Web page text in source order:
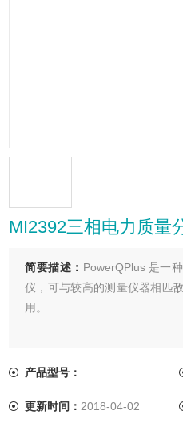
MI2392三相电力质量
简要描述： PowerQPlus 是一
仪，可与较高的测量仪器相匹
用。
产品型号：
更新时间： 2018-04-02